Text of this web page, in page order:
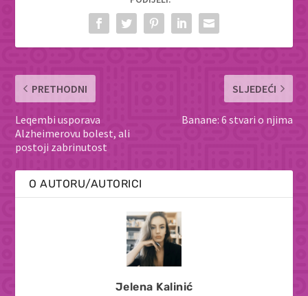
PRETHODNI
Leqembi usporava
Alzheimerovu bolest, ali
postoji zabrinutost
SLJEDEĆI
Banane: 6 stvari o njima
O AUTORU/AUTORICI
Jelena Kalinić